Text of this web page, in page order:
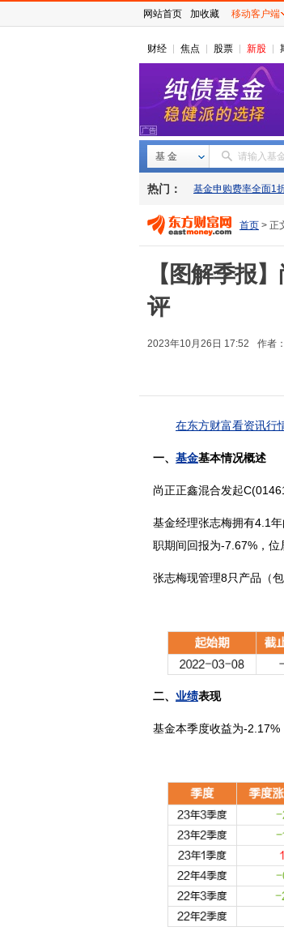
财经 焦点 股票 新股
基 金 请输入基
热门： 基金申购费率全面1
首页 > 正
【图解季报
评
2023年10月26日 17:52 作者
在东方财富看资讯行
一、 基金基本情况概述
尚正正鑫混合发起
基金经理张志梅拥有4.1
职期间回报为-7.67%，位
张志梅现管理8只产品（
二、 业绩表现
基金本季度收益为-2.17%
网站首页 加收藏 移动客户端